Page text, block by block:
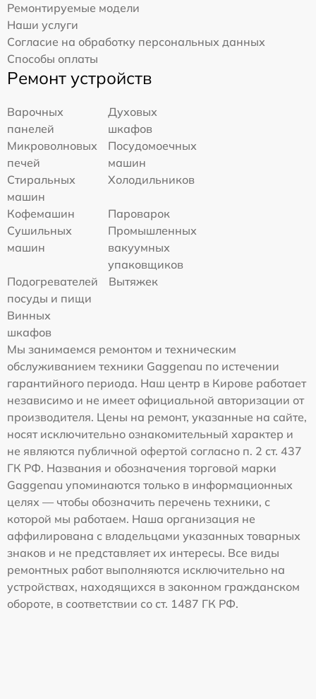
Ремонтируемые модели
Наши услуги
Согласие на обработку персональных данных
Способы оплаты
Ремонт устройств
Варочных
панелей
Духовых
шкафов
Микроволновых
печей
Посудомоечных
машин
Стиральных
машин
Холодильников
Кофемашин
Пароварок
Сушильных
машин
Промышленных
вакуумных
упаковщиков
Подогревателей
посуды и пищи
Вытяжек
Винных
шкафов
Мы занимаемся ремонтом и техническим
обслуживанием техники Gaggenau по истечении
гарантийного периода. Наш центр в Кирове работает
независимо и не имеет официальной авторизации от
производителя. Цены на ремонт, указанные на сайте,
носят исключительно ознакомительный характер и
не являются публичной офертой согласно п. 2 ст. 437
ГК РФ. Названия и обозначения торговой марки
Gaggenau упоминаются только в информационных
целях — чтобы обозначить перечень техники, с
которой мы работаем. Наша организация не
аффилирована с владельцами указанных товарных
знаков и не представляет их интересы. Все виды
ремонтных работ выполняются исключительно на
устройствах, находящихся в законном гражданском
обороте, в соответствии со ст. 1487 ГК РФ.